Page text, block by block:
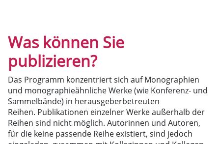
Was können Sie
publizieren?
Das Programm konzentriert sich auf Monographien
und monographieähnliche Werke (wie Konferenz- und
Sammelbände) in herausgeberbetreuten
Reihen. Publikationen einzelner Werke außerhalb der
Reihen sind nicht möglich. Autorinnen und Autoren,
für die keine passende Reihe existiert, sind jedoch